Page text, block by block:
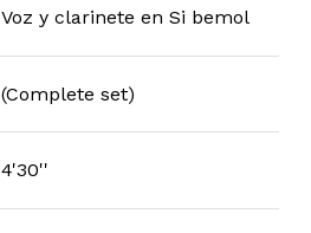
Voz y clarinete en Si bemol
(Complete set)
4'30''